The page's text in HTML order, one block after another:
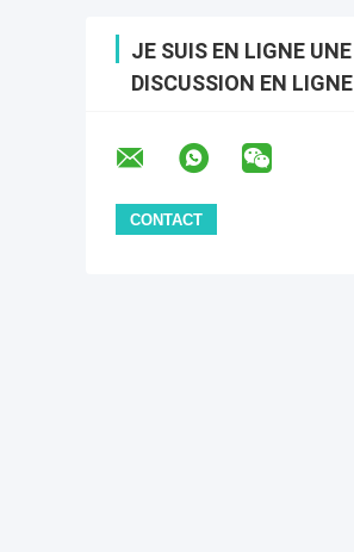
JE SUIS EN LIGNE UNE
DISCUSSION EN LIGNE